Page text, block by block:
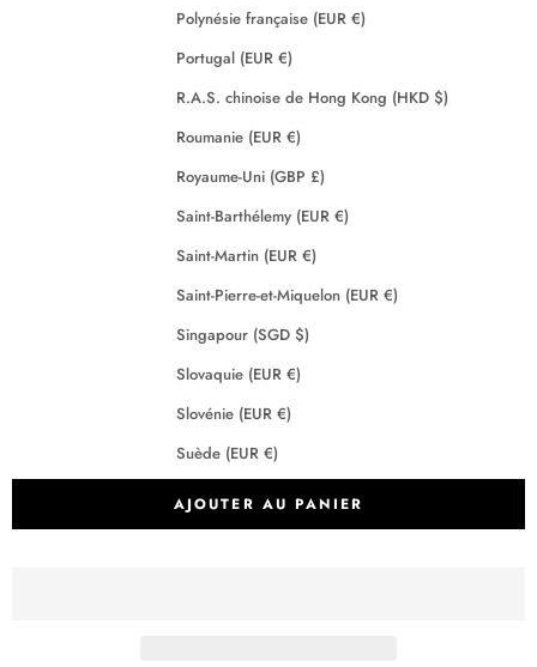
AJOUTER AU PANIER
Polynésie française (EUR €)
Portugal (EUR €)
R.A.S. chinoise de Hong Kong (HKD $)
Roumanie (EUR €)
Royaume-Uni (GBP £)
Saint-Barthélemy (EUR €)
Saint-Martin (EUR €)
Saint-Pierre-et-Miquelon (EUR €)
Singapour (SGD $)
Slovaquie (EUR €)
Slovénie (EUR €)
Suède (EUR €)
Suisse (CHF CHF)
Tchéquie (EUR €)